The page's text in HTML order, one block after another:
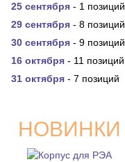
25 сентября - 1 позиций
29 сентября - 8 позиций
30 сентября - 9 позиций
16 октября - 11 позиций
31 октября - 7 позиций
НОВИНКИ